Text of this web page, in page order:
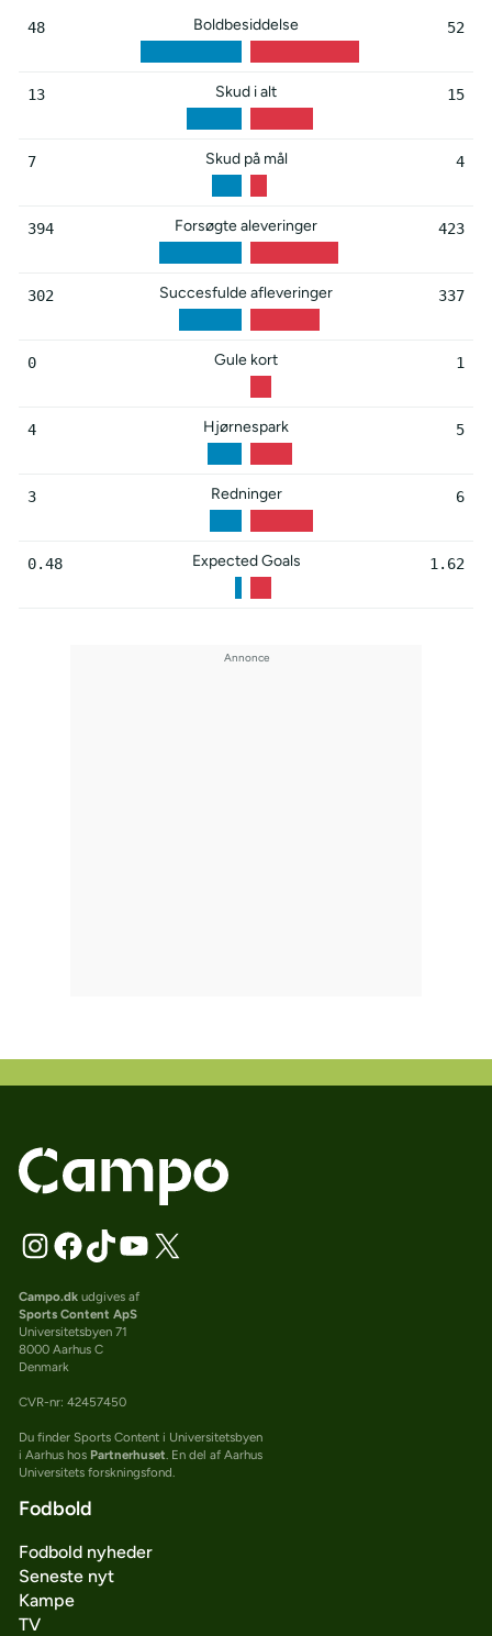
48 Boldbesiddelse 52
13 Skud i alt 15
7 Skud på mål 4
394 Forsøgte aleveringer 423
302 Succesfulde afleveringer 337
0 Gule kort 1
4 Hjørnespark 5
3 Redninger 6
0.48 Expected Goals 1.62
Campo.dkudgives af
Sports Content ApS
Universitetsbyen 71
8000 Aarhus C
Denmark
CVR-nr: 42457450
Du finder Sports Content i Universitetsbyen
i Aarhus hos Partnerhuset . En del af Aarhus
Universitets forskningsfond.
Fodbold
Fodbold nyheder
Seneste nyt
Kampe
TV